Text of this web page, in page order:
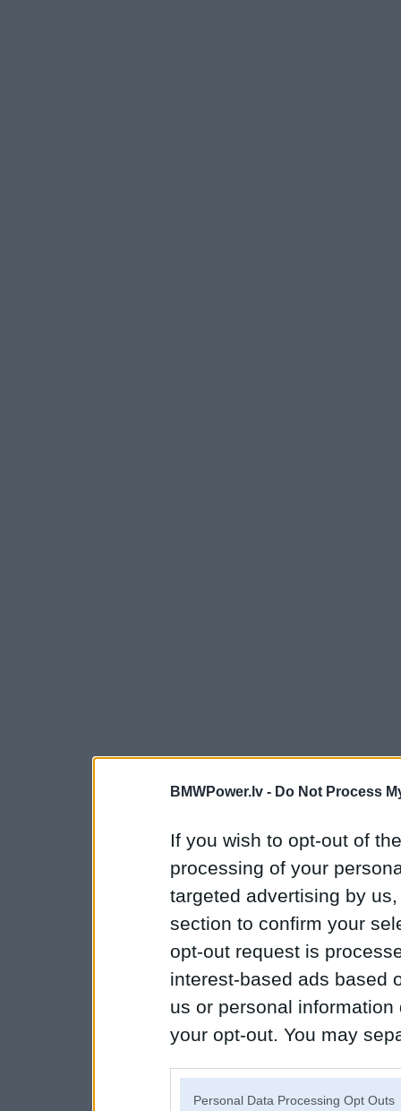
BMWPower.lv - Do Not Process
If you wish to opt-out of
processing of your
targeted advertising by
section to confirm your
opt-out request is
interest-based ads based
us or personal
your opt-out. You may
Personal Data Processing Opt Outs